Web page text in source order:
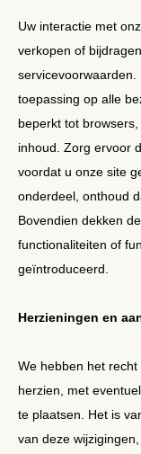
Uw interactie met
verkopen of
servicevoorwaarden.
toepassing op alle
beperkt tot
inhoud. Zorg ervoor
voordat u onze site
onderdeel, onthoud
Bovendien dekken
functionaliteiten of
geïntroduceerd.
Herzieningen en
We hebben het
herzien, met
te plaatsen. Het is
van deze